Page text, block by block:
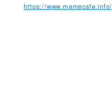
https://www.mamecafe.info/